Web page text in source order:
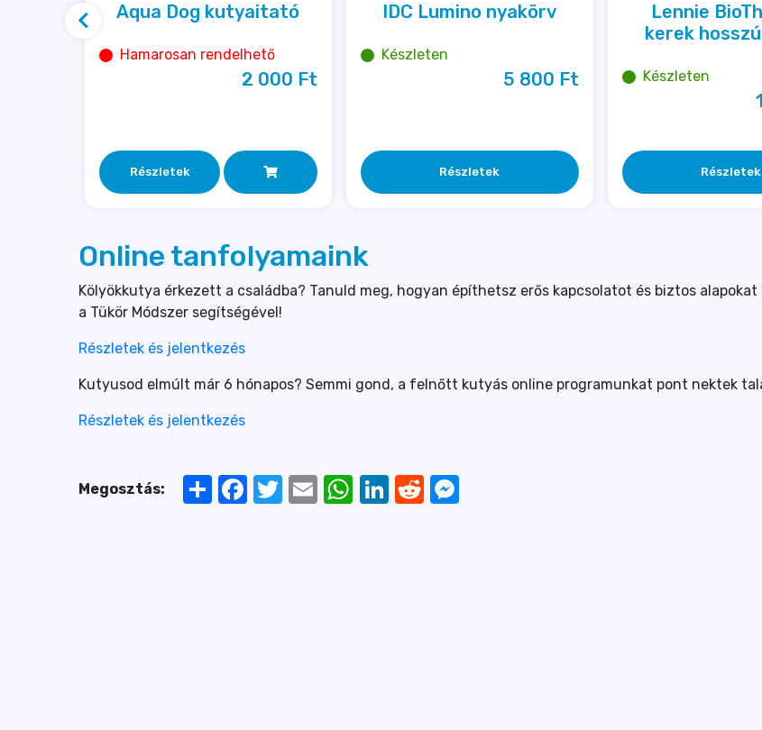
Aqua Dog kutyaitató
Hamarosan rendelhető
2 000 Ft
Részletek
IDC Lumino nyakörv
Készleten
5 800 Ft
Részletek
Lennie
kerek
Készleten
Részletek
Online tanfolyamaink
Kölyökkutya érkezett a családba? Tanuld meg, hogyan építhetsz erős kapcsolatot és biztos alapokat
a Tükör Módszer segítségével!
Részletek és jelentkezés
Kutyusod elmúlt már 6 hónapos? Semmi gond, a felnőtt kutyás online programunkat pont nektek
Részletek és jelentkezés
Megosztás: ShareFacebook
TwitterEmail WhatsApp
LinkedIn
RedditMessenger